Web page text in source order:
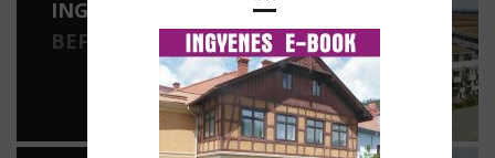
INGATLAN
BEFEKTETÉSEK